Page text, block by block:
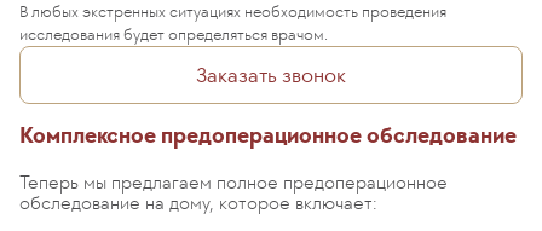
В любых экстренных ситуациях необходимость проведения
исследования будет определяться врачом.
Заказать звонок
Комплексное предоперационное обследование
Теперь мы предлагаем полное предоперационное
обследование на дому, которое включает: